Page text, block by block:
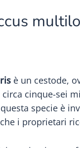
è un cestode,
cinque-sei
specie è
i proprietari